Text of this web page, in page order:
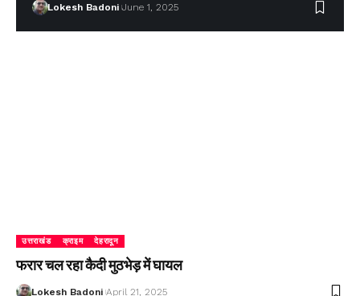
Lokesh Badoni June 1, 2025
उत्तराखंड क्राइम देहरादून
फरार चल रहा कैदी मुठभेड़ में घायल
Lokesh Badoni April 21, 2025